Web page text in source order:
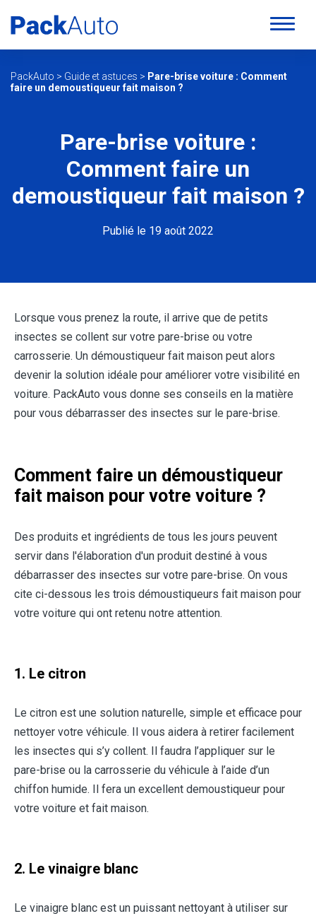
PackAuto > Guide et astuces > Pare-brise voiture : Comment
faire un demoustiqueur fait maison ?
Pare-brise voiture :
Comment faire un
demoustiqueur fait maison ?
Publié le 19 août 2022
Lorsque vous prenez la route, il arrive que de petits
insectes se collent sur votre pare-brise ou votre
carrosserie. Un démoustiqueur fait maison peut alors
devenir la solution idéale pour améliorer votre visibilité en
voiture. PackAuto vous donne ses conseils en la matière
pour vous débarrasser des insectes sur le pare-brise.
Comment faire un démoustiqueur
fait maison pour votre voiture ?
Des produits et ingrédients de tous les jours peuvent
servir dans l'élaboration d'un produit destiné à vous
débarrasser des insectes sur votre pare-brise. On vous
cite ci-dessous les trois démoustiqueurs fait maison pour
votre voiture qui ont retenu notre attention.
1. Le citron
Le citron est une solution naturelle, simple et efficace pour
nettoyer votre véhicule. Il vous aidera à retirer facilement
les insectes qui s’y collent. Il faudra l’appliquer sur le
pare-brise ou la carrosserie du véhicule à l’aide d’un
chiffon humide. Il fera un excellent demoustiqueur pour
votre voiture et fait maison.
2. Le vinaigre blanc
Le vinaigre blanc est un puissant nettoyant à utiliser sur